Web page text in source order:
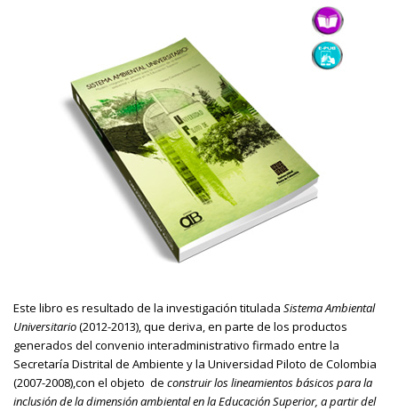
Este libro es resultado de la investigación titulada Sistema Ambiental
Universitario(2012-2013), que deriva, en parte de los productos
generados del convenio interadministrativo firmado entre la
Secretaría Distrital de Ambiente y la Universidad Piloto de Colombia
(2007-2008),con el objeto de construir los lineamientos básicos para la
inclusión de la dimensión ambiental en la Educación Superior, a partir del